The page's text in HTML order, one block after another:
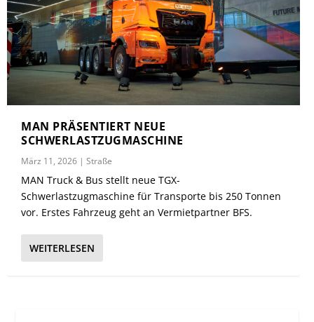
MAN PRÄSENTIERT NEUE
SCHWERLASTZUGMASCHINE
März 11, 2026 |Straße
MAN Truck & Bus stellt neue TGX-
Schwerlastzugmaschine für Transporte bis 250 Tonnen
vor. Erstes Fahrzeug geht an Vermietpartner BFS.
WEITERLESEN